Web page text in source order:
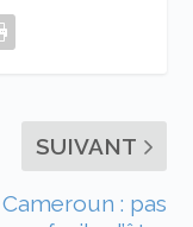
SUIVANT
Cameroun : pas